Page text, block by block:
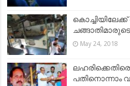
May 24, 2018
പതിനൊന്നാം